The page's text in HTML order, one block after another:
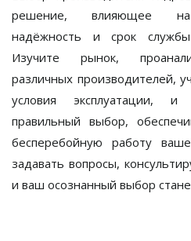
решение, влияющее на
надёжность и срок
Изучите рынок,
различных производителей,
условия эксплуатации,
правильный выбор,
бесперебойную работу
задавать вопросы,
и ваш осознанный выбор